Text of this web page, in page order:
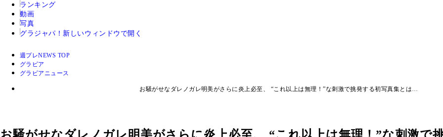
ランキング
動画
写真
グラジャパ！ 新しいウィンドウで開く
週プレNEWS TOP
グラビア
グラビアニュース
お騒がせなダレノガレ明美がさらに炎上必至、 “これ以上は無理！”な刺激で挑発する初写真集とは…
お騒がせなダレノガレ明美がさらに炎上必至、 “これ以上は無理！”な刺激で